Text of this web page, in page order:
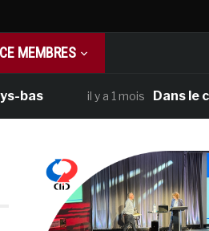
MEMBRES
il y a 1 mois Dans le cadre